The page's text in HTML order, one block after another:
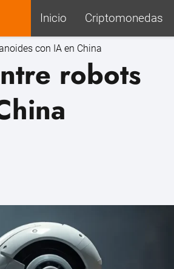
Inicio Criptomonedas
con IA en China
robots